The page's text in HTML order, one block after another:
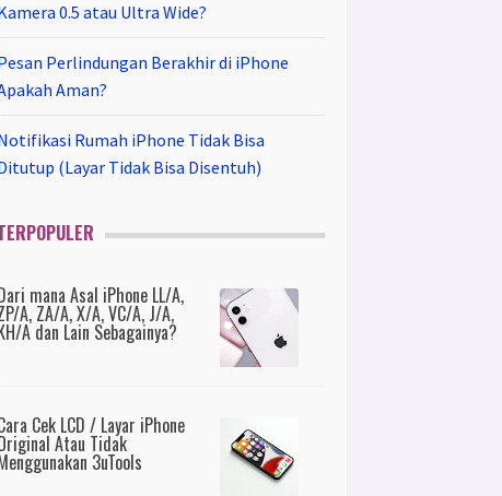
0.5 atau Ultra Wide?
Perlindungan Berakhir di iPhone
Aman?
Rumah iPhone Tidak Bisa
(Layar Tidak Bisa Disentuh)
mana Asal iPhone LL/A,
A, ZA/A, X/A, VC/A, J/A,
A dan Lain Sebagainya?
Cek LCD / Layar iPhone
Atau Tidak
3uTools